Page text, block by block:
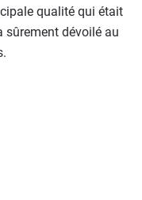
qualité qui était
sûrement dévoilé au